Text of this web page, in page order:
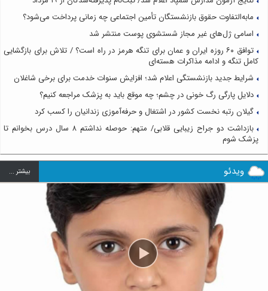
مابه‌التفاوت حقوق بازنشستگان تأمین اجتماعی چه زمانی پرداخت می‌شود؟
اسامی ژل‌های غیر مجاز شستشوی پوست منتشر شد
توافق ۶۰ روزه ایران و عمان برای تنگه هرمز در راه است؟ / تلاش برای بازگشایی
کامل تنگه و ادامه مذاکرات هسته‌ای
شرایط جدید بازنشستگی اعلام شد؛ افزایش سنوات خدمت برای برخی شاغلان
دلایل پارگی رگ خونی در چشم؛ چه موقع باید به پزشک مراجعه کنیم؟
گیلان رتبه نخست کشور در اشتغال و حرفه‌آموزی زندانیان را کسب کرد
بازداشت دو جراح زیبایی قلابی/ متهم: حوصله نداشتم ۸ سال درس بخوانم تا
پزشک شوم
ویدئو بيشتر ...